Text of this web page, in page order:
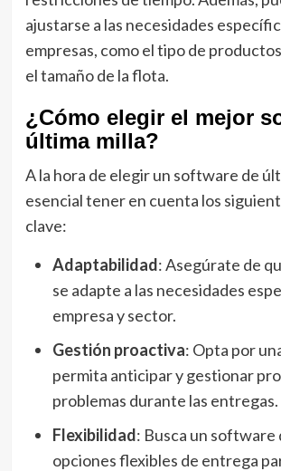
ajustarse a las necesidades
empresas, como el tipo de
el tamaño de la flota.
¿Cómo elegir el mejor
última milla?
A la hora de elegir un software de
esencial tener en cuenta los
clave:
Adaptabilidad: Asegúrate de
se adapte a las necesidades
empresa y sector.
Gestión proactiva: Opta por
permita anticipar y gestionar
problemas durante las entregas.
Flexibilidad: Busca un software
opciones flexibles de entrega